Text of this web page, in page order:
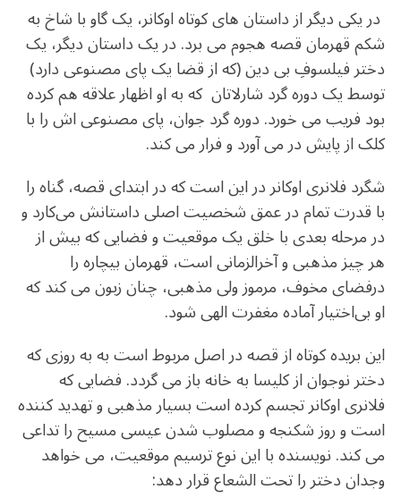
در یکی دیگر از داستان های کوتاه اوکانر، یک گاو با شاخ به
شکم قهرمان قصه هجوم می برد. در یک داستان دیگر، یک
دختر فیلسوفِ بی دین (که از قضا یک پای مصنوعی دارد)
توسط یک دوره گرد شارلاتان که به او اظهار علاقه هم کرده
بود فریب می خورد. دوره گرد جوان، پای مصنوعی اش را با
کلک از پایش در می آورد و فرار می کند.
شگرد فلانری اوکانر در این است که در ابتدای قصه، گناه را
با قدرت تمام در عمق شخصیت اصلی داستانش می‌کارد و
در مرحله بعدی با خلق یک موقعیت و فضایی که بیش از
هر چیز مذهبی و آخرالزمانی است، قهرمان بیچاره را
درفضای مخوف، مرموز ولی مذهبی، چنان زبون می کند که
او بی‌اختیار آماده مغفرت الهی شود.
این بریده کوتاه از قصه در اصل مربوط است به به روزی که
دختر نوجوان از کلیسا به خانه باز می گردد. فضایی که
فلانری اوکانر تجسم کرده است بسیار مذهبی و تهدید کننده
است و روز شکنجه و مصلوب شدن عیسی مسیح را تداعی
می کند. نویسنده با این نوع ترسیم موقعیت، می خواهد
وجدان دختر را تحت الشعاع قرار دهد: